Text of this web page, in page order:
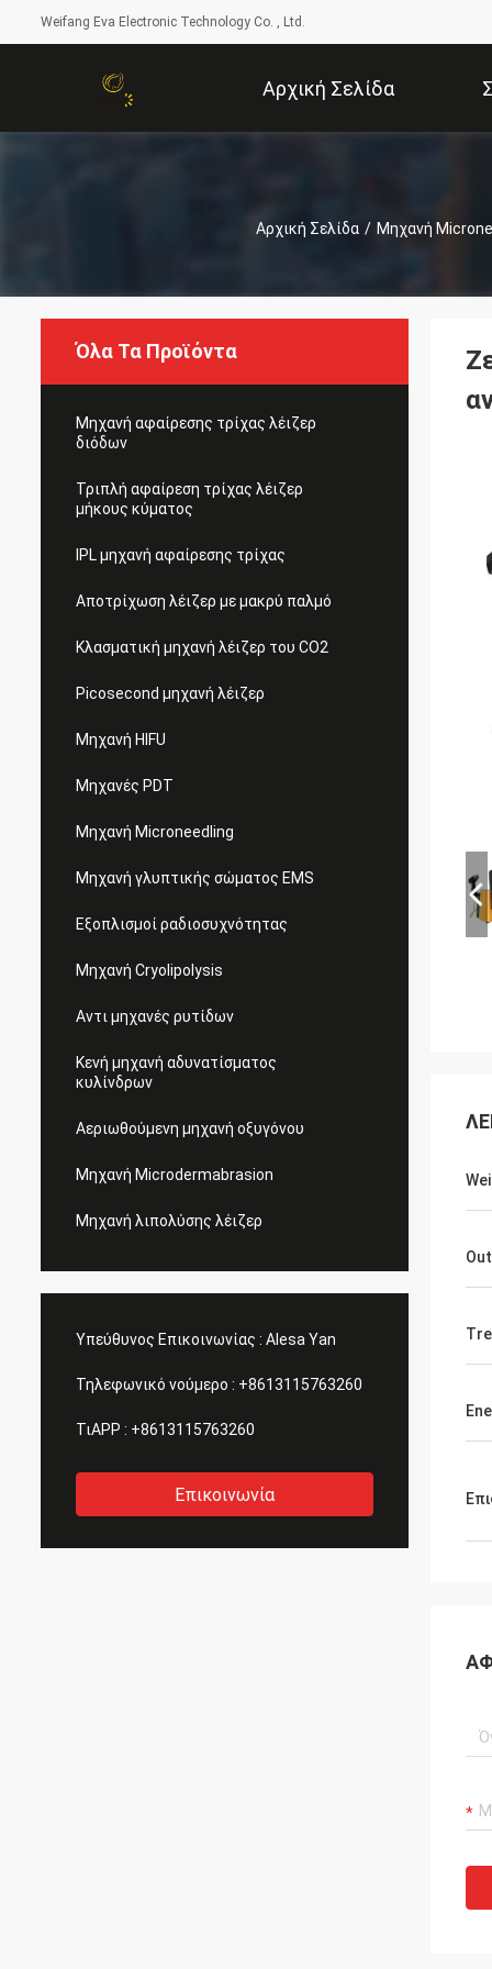
Weifang Eva Electronic Technology Co. , Ltd.
Αρχική Σελίδα
Αρχική Σελίδα / Μηχανή
Όλα Τα Προϊόντα
Μηχανή αφαίρεσης τρίχας λέιζερ
διόδων
Τριπλή αφαίρεση τρίχας λέιζερ
μήκους κύματος
IPL μηχανή αφαίρεσης τρίχας
Αποτρίχωση λέιζερ με μακρύ παλμό
Κλασματική μηχανή λέιζερ του CO2
Picosecond μηχανή λέιζερ
Μηχανή HIFU
Μηχανές PDT
Μηχανή Microneedling
Μηχανή γλυπτικής σώματος EMS
Εξοπλισμοί ραδιοσυχνότητας
Μηχανή Cryolipolysis
Αντι μηχανές ρυτίδων
Κενή μηχανή αδυνατίσματος
κυλίνδρων
Αεριωθούμενη μηχανή οξυγόνου
Μηχανή Microdermabrasion
Μηχανή λιπολύσης λέιζερ
Υπεύθυνος Επικοινωνίας : Alesa Yan
Τηλεφωνικό νούμερο : +8613115763260
ΤιAPP : +8613115763260
Επικοινωνία